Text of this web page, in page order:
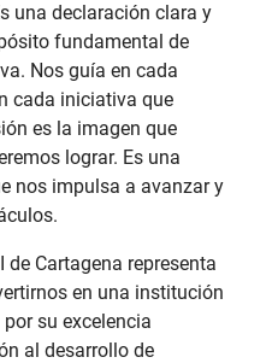
una declaración clara y
fundamental de
Nos guía en cada
cada iniciativa que
es la imagen que
lograr. Es una
nos impulsa a avanzar y
de Cartagena representa
en una institución
su excelencia
al desarrollo de